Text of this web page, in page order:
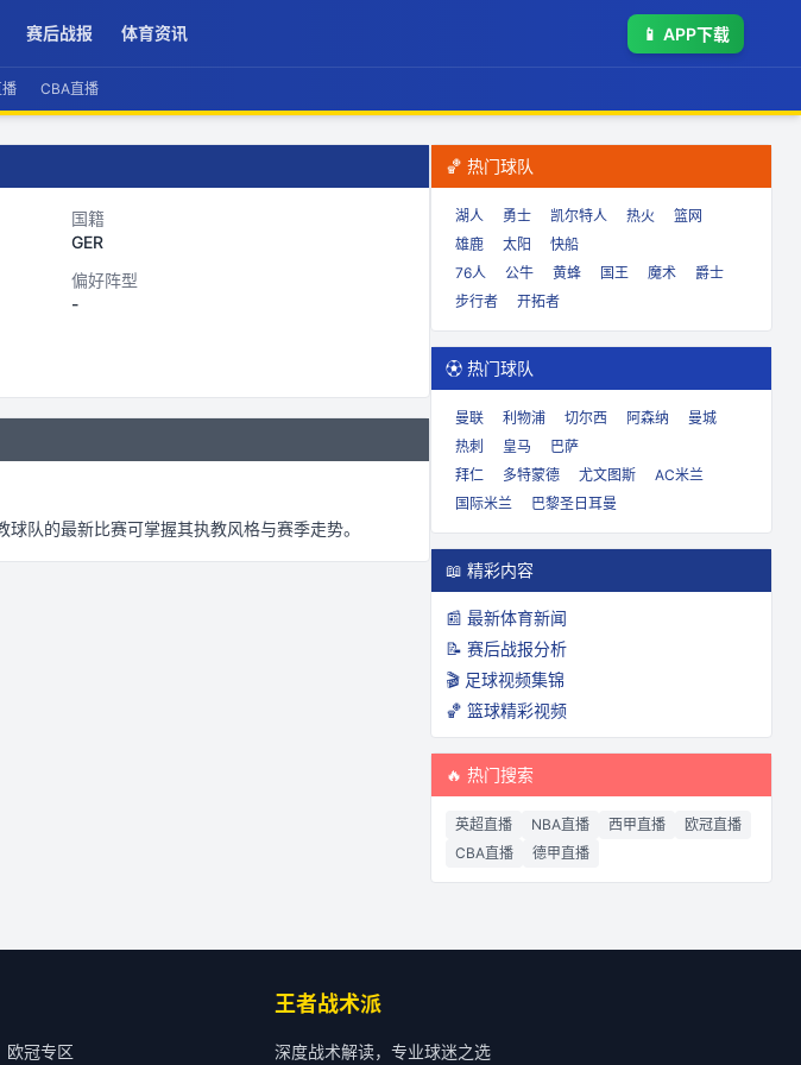
赛后战报 体育资讯 📱 APP下载
CBA直播
国籍
GER
偏好阵型
-
球队的最新比赛可掌握其执教风格与赛季走势。
🏀 热门球队
湖人 勇士 凯尔特人 热火
篮网
雄鹿
太阳
快船
76人
公牛 黄蜂 国王 魔术
爵士
步行者
开拓者
⚽ 热门球队
曼联 利物浦 切尔西 阿森纳
曼城
热刺
皇马
巴萨
拜仁
多特蒙德 尤文图斯
AC米兰
国际米兰
巴黎圣日耳曼
📖 精彩内容
📰 最新体育新闻
📝 赛后战报分析
🎬 足球视频集锦
🏀 篮球精彩视频
🔥 热门搜索
英超直播 NBA直播 西甲直播
欧冠直播
CBA直播
德甲直播
欧冠专区
王者战术派
深度战术解读，专业球迷之选